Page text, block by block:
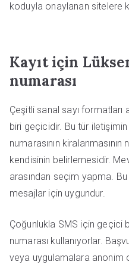
koduyla onaylanan sitelere
Kayıt için
numarası
Çeşitli sanal sayı formatları
biri geçicidir. Bu tür
numarasının kiralanmasının
kendisinin belirlemesidir.
arasından seçim yapma.
mesajlar için uygundur.
Çoğunlukla SMS için geçici
numarası kullanıyorlar.
veya uygulamalara anonim